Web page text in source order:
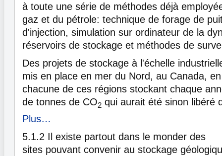
à toute une série de méthodes déjà
gaz et du pétrole: technique de forage de
d'injection, simulation sur ordinateur de la
réservoirs de stockage et méthodes de
Des projets de stockage à l'échelle
mis en place en mer du Nord, au Canada,
chacune de ces régions stockant chaque
de tonnes de CO2 qui aurait été sinon libéré
Plus…
5.1.2 Il existe partout dans le monder des
sites pouvant convenir au stockage